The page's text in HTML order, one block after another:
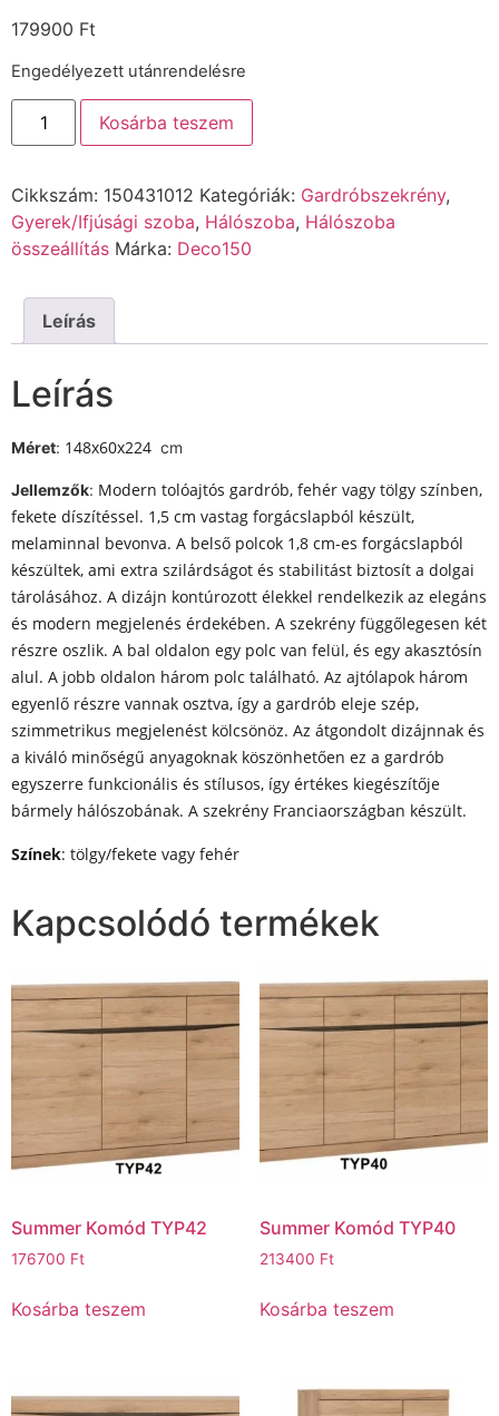
179900 Ft
Engedélyezett utánrendelésre
Kosárba teszem
Cikkszám: 150431012 Kategóriák: Gardróbszekrény,
Gyerek/Ifjúsági szoba, Hálószoba, Hálószoba
összeállítás Márka: Deco150
Leírás
Leírás
Méret: 148x60x224 cm
Jellemzők: Modern tolóajtós gardrób, fehér vagy tölgy színben,
fekete díszítéssel. 1,5 cm vastag forgácslapból készült,
melaminnal bevonva. A belső polcok 1,8 cm-es forgácslapból
készültek, ami extra szilárdságot és stabilitást biztosít a dolgai
tárolásához. A dizájn kontúrozott élekkel rendelkezik az elegáns
és modern megjelenés érdekében. A szekrény függőlegesen két
részre oszlik. A bal oldalon egy polc van felül, és egy akasztósín
alul. A jobb oldalon három polc található. Az ajtólapok három
egyenlő részre vannak osztva, így a gardrób eleje szép,
szimmetrikus megjelenést kölcsönöz. Az átgondolt dizájnnak és
a kiváló minőségű anyagoknak köszönhetően ez a gardrób
egyszerre funkcionális és stílusos, így értékes kiegészítője
bármely hálószobának. A szekrény Franciaországban készült.
Színek: tölgy/fekete vagy fehér
Kapcsolódó termékek
Summer Komód TYP42
176700 Ft
Kosárba teszem
Summer Komód TYP40
213400 Ft
Kosárba teszem